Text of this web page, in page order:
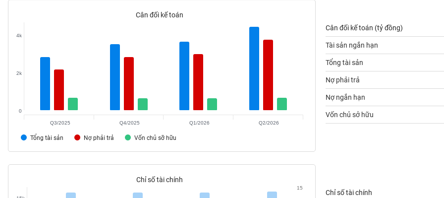
Cân đối kế toán
Tổng tài sản Nợ phải trả Vốn chủ sỡ hữu
0
2k
4k
Q3/2025 Q4/2025 Q1/2026 Q2/2026
Cân đối kế toán (tỷ đồng)
Tài sản ngắn hạn
Tổng tài sản
Nợ phải trả
Nợ ngắn hạn
Vốn chủ sở hữu
Chỉ số tài chính
15
Chỉ số tài chính
TIÊU
DÙNG
TIÊU
THIẾT
CHĂM